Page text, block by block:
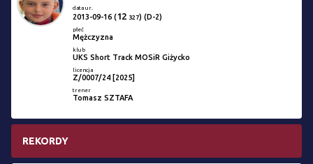
data ur.
2013-09-16 (12 327) (D-2)
płeć
Mężczyzna
klub
UKS Short Track MOSiR Giżycko
licencja
Z/0007/24 [2025]
trener
Tomasz SZTAFA
REKORDY